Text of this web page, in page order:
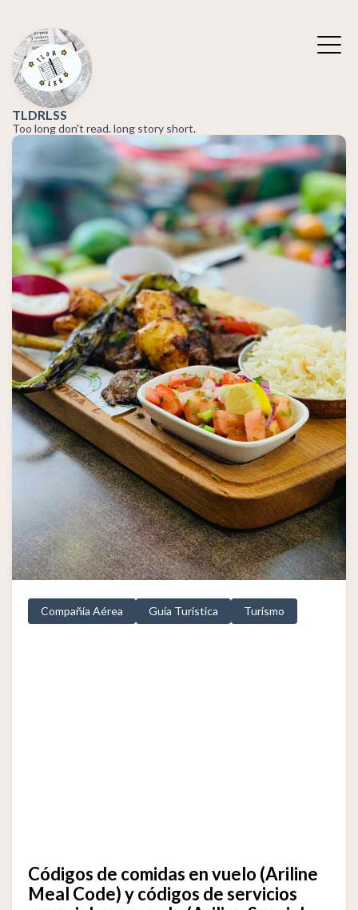
TLDRLSS
Too long don't read. long story short.
Compañía Aérea Guía Turística Turismo
Códigos de comidas en vuelo (Ariline
Meal Code) y códigos de servicios